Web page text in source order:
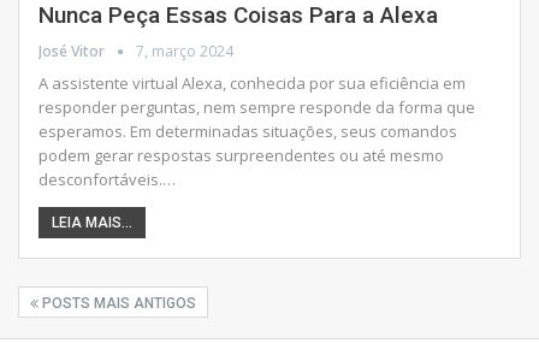
Nunca Peça Essas Coisas Para a Alexa
José Vitor 7, março 2024
A assistente virtual Alexa, conhecida por sua eficiência em
responder perguntas, nem sempre responde da forma que
esperamos. Em determinadas situações, seus comandos
podem gerar respostas surpreendentes ou até mesmo
desconfortáveis.…
LEIA MAIS...
POSTS MAIS ANTIGOS